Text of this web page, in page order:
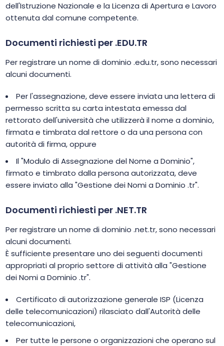
dell'Istruzione Nazionale e la Licenza di Apertura e Lavoro
ottenuta dal comune competente.
Documenti richiesti per .EDU.TR
Per registrare un nome di dominio .edu.tr, sono necessari
alcuni documenti.
Per l'assegnazione, deve essere inviata una lettera di
permesso scritta su carta intestata emessa dal
rettorato dell'università che utilizzerà il nome a dominio,
firmata e timbrata dal rettore o da una persona con
autorità di firma, oppure
Il "Modulo di Assegnazione del Nome a Dominio",
firmato e timbrato dalla persona autorizzata, deve
essere inviato alla "Gestione dei Nomi a Dominio .tr".
Documenti richiesti per .NET.TR
Per registrare un nome di dominio .net.tr, sono necessari
alcuni documenti.
È sufficiente presentare uno dei seguenti documenti
appropriati al proprio settore di attività alla "Gestione
dei Nomi a Dominio .tr".
Certificato di autorizzazione generale ISP (Licenza
delle telecomunicazioni) rilasciato dall'Autorità delle
telecomunicazioni,
Per tutte le persone o organizzazioni che operano sul